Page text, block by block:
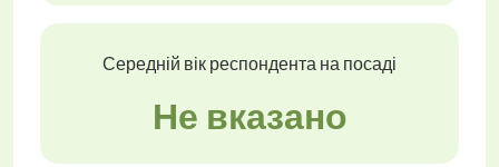
Середній вік респондента на посаді
Не вказано